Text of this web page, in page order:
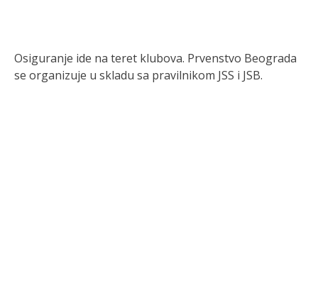
Osiguranje ide na teret klubova. Prvenstvo Beograda
se organizuje u skladu sa pravilnikom JSS i JSB.